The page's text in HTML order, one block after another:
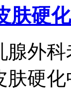
肤硬化
腺外
肤硬